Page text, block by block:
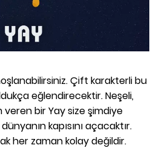
Çift karakterli bu
eğlendirecektir. Neşeli,
veren bir Yay size şimdiye
kapısını açacaktır.
her zaman kolay değildir.